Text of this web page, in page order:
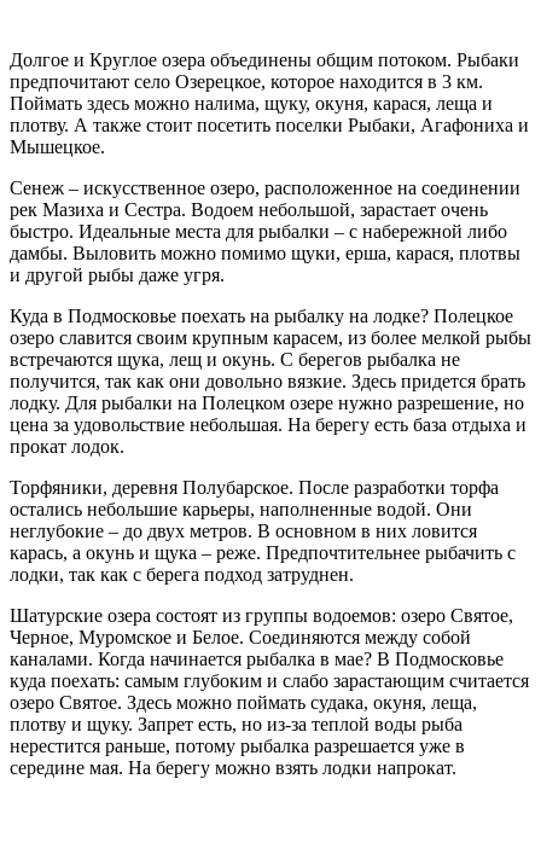
Долгое и Круглое озера объединены общим потоком. Рыбаки
предпочитают село Озерецкое, которое находится в 3 км.
Поймать здесь можно налима, щуку, окуня, карася, леща и
плотву. А также стоит посетить поселки Рыбаки, Агафониха и
Мышецкое.
Сенеж – искусственное озеро, расположенное на соединении
рек Мазиха и Сестра. Водоем небольшой, зарастает очень
быстро. Идеальные места для рыбалки – с набережной либо
дамбы. Выловить можно помимо щуки, ерша, карася, плотвы
и другой рыбы даже угря.
Куда в Подмосковье поехать на рыбалку на лодке? Полецкое
озеро славится своим крупным карасем, из более мелкой рыбы
встречаются щука, лещ и окунь. С берегов рыбалка не
получится, так как они довольно вязкие. Здесь придется брать
лодку. Для рыбалки на Полецком озере нужно разрешение, но
цена за удовольствие небольшая. На берегу есть база отдыха и
прокат лодок.
Торфяники, деревня Полубарское. После разработки торфа
остались небольшие карьеры, наполненные водой. Они
неглубокие – до двух метров. В основном в них ловится
карась, а окунь и щука – реже. Предпочтительнее рыбачить с
лодки, так как с берега подход затруднен.
Шатурские озера состоят из группы водоемов: озеро Святое,
Черное, Муромское и Белое. Соединяются между собой
каналами. Когда начинается рыбалка в мае? В Подмосковье
куда поехать: самым глубоким и слабо зарастающим считается
озеро Святое. Здесь можно поймать судака, окуня, леща,
плотву и щуку. Запрет есть, но из-за теплой воды рыба
нерестится раньше, потому рыбалка разрешается уже в
середине мая. На берегу можно взять лодки напрокат.